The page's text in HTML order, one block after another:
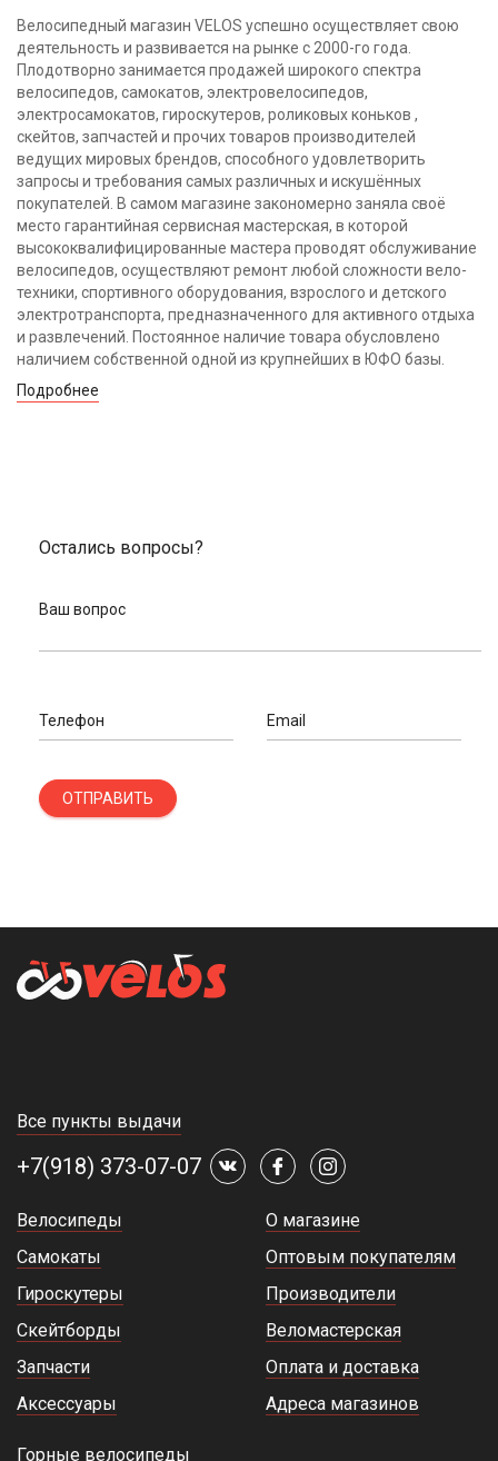
Велосипедный магазин VELOS успешно осуществляет свою
деятельность и развивается на рынке с 2000-го года.
Плодотворно занимается продажей широкого спектра
велосипедов, самокатов, электровелосипедов,
электросамокатов, гироскутеров, роликовых коньков ,
скейтов, запчастей и прочих товаров производителей
ведущих мировых брендов, способного удовлетворить
запросы и требования самых различных и искушённых
покупателей. В самом магазине закономерно заняла своё
место гарантийная сервисная мастерская, в которой
высококвалифицированные мастера проводят обслуживание
велосипедов, осуществляют ремонт любой сложности вело-
техники, спортивного оборудования, взрослого и детского
электротранспорта, предназначенного для активного отдыха
и развлечений. Постоянное наличие товара обусловлено
наличием собственной одной из крупнейших в ЮФО базы.
Подробнее
Остались вопросы?
Ваш вопрос
Телефон Email
ОТПРАВИТЬ
Все пункты выдачи
+7(918) 373-07-07
Велосипеды
Самокаты
Гироскутеры
Скейтборды
Запчасти
Аксессуары
О магазине
Оптовым покупателям
Производители
Веломастерская
Оплата и доставка
Адреса магазинов
Горные велосипеды